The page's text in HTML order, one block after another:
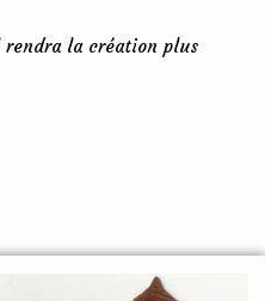
la création plus